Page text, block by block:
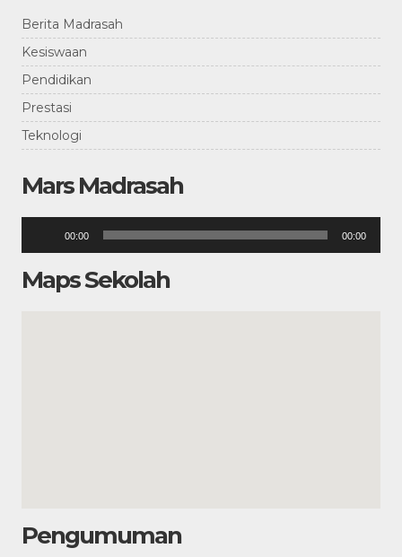
Berita Madrasah
Kesiswaan
Pendidikan
Prestasi
Teknologi
Mars Madrasah
00:00 00:00
Maps Sekolah
Pengumuman